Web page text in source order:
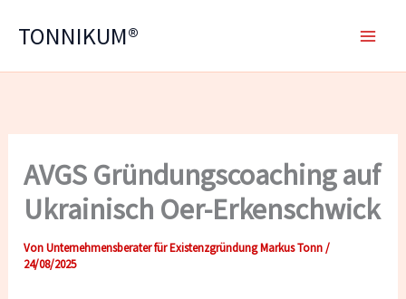
InhaltTONNIKUM®
AVGS Gründungscoaching auf
Ukrainisch Oer-Erkenschwick
VonUnternehmensberater für Existenzgründung Markus Tonn/
24/08/2025